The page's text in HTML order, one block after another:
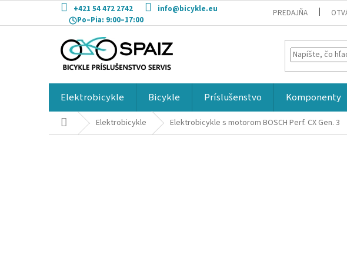
obsah
+421 54 472 2742
info@bicykle.eu
Po–Pia: 9:00–17:00
PREDAJŇA
Elektrobicykle Bicykle Príslušenstvo Komponenty
DomovElektrobicykle Elektrobicykle s motorom BOSCH Perf. CX Gen. 3